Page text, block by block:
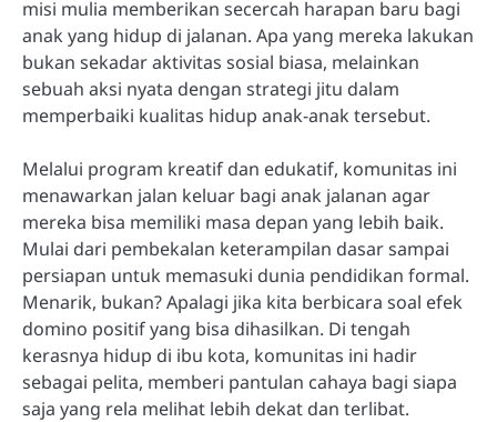
misi mulia memberikan secercah harapan baru bagi
anak yang hidup di jalanan. Apa yang mereka lakukan
bukan sekadar aktivitas sosial biasa, melainkan
sebuah aksi nyata dengan strategi jitu dalam
memperbaiki kualitas hidup anak-anak tersebut.
Melalui program kreatif dan edukatif, komunitas ini
menawarkan jalan keluar bagi anak jalanan agar
mereka bisa memiliki masa depan yang lebih baik.
Mulai dari pembekalan keterampilan dasar sampai
persiapan untuk memasuki dunia pendidikan formal.
Menarik, bukan? Apalagi jika kita berbicara soal efek
domino positif yang bisa dihasilkan. Di tengah
kerasnya hidup di ibu kota, komunitas ini hadir
sebagai pelita, memberi pantulan cahaya bagi siapa
saja yang rela melihat lebih dekat dan terlibat.